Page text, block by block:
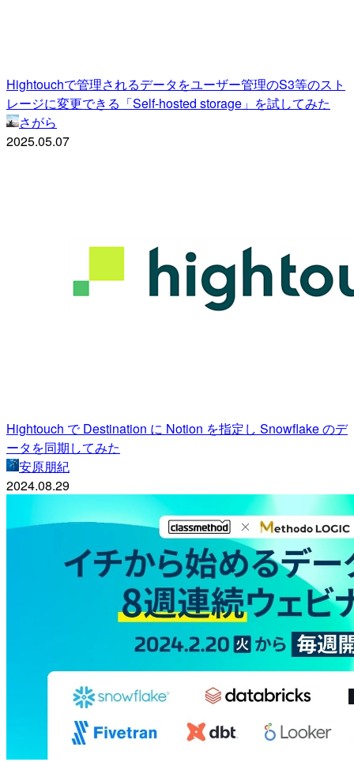
Hightouchで管理されるデータをユーザー管理のS3等のスト
レージに変更できる「Self-hosted storage」を試してみた
さがら
2025.05.07
Hightouch で Destination に Notion を指定し Snowflake のデ
ータを同期してみた
安原朋紀
2024.08.29